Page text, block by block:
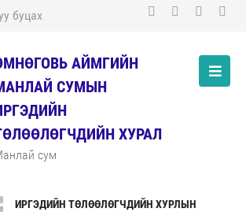
буцах
АЙМГИЙН
СУМЫН
ХУРАЛ
сум
ИРГЭДИЙН ТӨЛӨӨЛӨГЧДИЙН ХУРЛЫН